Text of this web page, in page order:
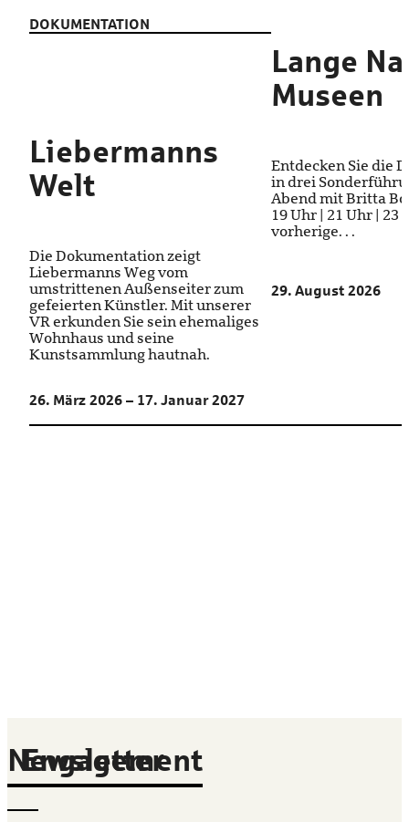
DOKUMENTATION
Liebermanns
Welt
Die Dokumentation zeigt
Liebermanns Weg vom
umstrittenen Außenseiter zum
gefeierten Künstler. Mit unserer
VR erkunden Sie sein ehemaliges
Wohnhaus und seine
Kunstsammlung hautnah.
26. März 2026 – 17. Januar 2027
Lange
Museen
Entdecken Sie die
in drei
Abend mit Britta
19 Uhr | 21 Uhr | 23
vorherige. . .
29. August 2026
Newsletter
Engagement